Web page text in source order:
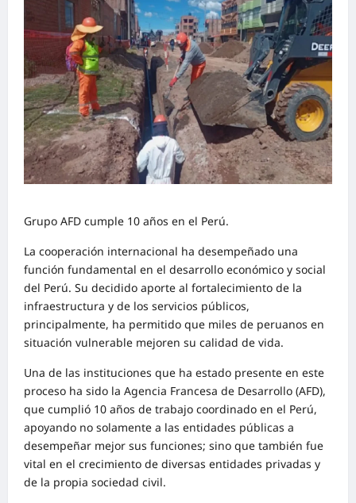
Grupo AFD cumple 10 años en el Perú.
La cooperación internacional ha desempeñado una
función fundamental en el desarrollo económico y social
del Perú. Su decidido aporte al fortalecimiento de la
infraestructura y de los servicios públicos,
principalmente, ha permitido que miles de peruanos en
situación vulnerable mejoren su calidad de vida.
Una de las instituciones que ha estado presente en este
proceso ha sido la Agencia Francesa de Desarrollo (AFD),
que cumplió 10 años de trabajo coordinado en el Perú,
apoyando no solamente a las entidades públicas a
desempeñar mejor sus funciones; sino que también fue
vital en el crecimiento de diversas entidades privadas y
de la propia sociedad civil.